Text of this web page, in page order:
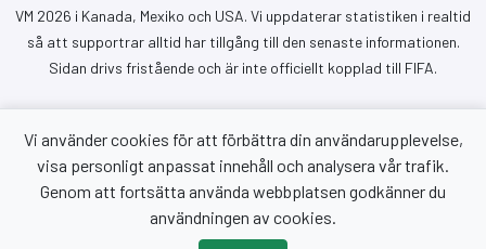
Vi använder cookies för att förbättra din användarupplevelse,
visa personligt anpassat innehåll och analysera vår trafik.
Genom att fortsätta använda webbplatsen godkänner du
användningen av cookies.
VM 2026 i Kanada, Mexiko och USA. Vi uppdaterar statistiken i realtid
så att supportrar alltid har tillgång till den senaste informationen.
Sidan drivs fristående och är inte officiellt kopplad till FIFA.
Copyright © 2026 VM 2026. Alla rättigheter förbehållna.